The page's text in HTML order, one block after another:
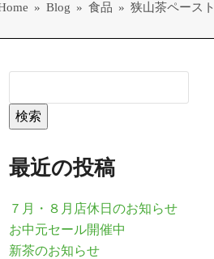
» Blog » 食品 » 狭山茶ペースト
検索
最近の投稿
７月・８月店休日のお知らせ
お中元セール開催中
新茶のお知らせ